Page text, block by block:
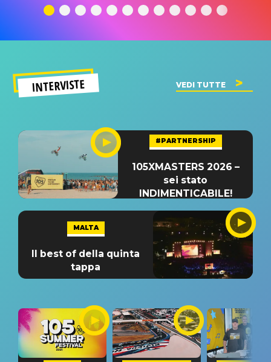
significato
del singolo
INTERVISTE VEDI TUTTE
#PARTNERSHIP
105XMASTERS 2026 –
sei stato
INDIMENTICABILE!
MALTA
Il best of della quinta
tappa